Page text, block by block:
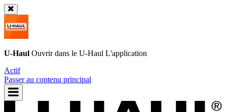
U-Haul Ouvrir dans le U-Haul L'application
Actif
Passer au contenu principal